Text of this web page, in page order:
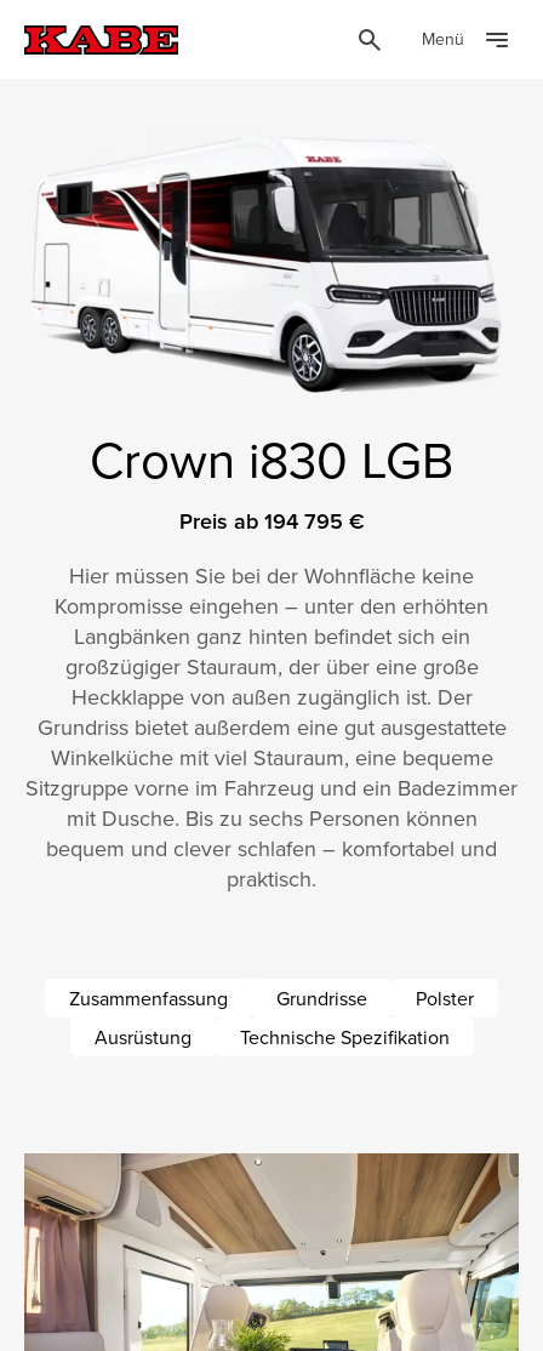
Menü
Crown i830 LGB
Preis ab 194 795 €
Hier müssen Sie bei der Wohnfläche keine
Kompromisse eingehen – unter den erhöhten
Langbänken ganz hinten befindet sich ein
großzügiger Stauraum, der über eine große
Heckklappe von außen zugänglich ist. Der
Grundriss bietet außerdem eine gut ausgestattete
Winkelküche mit viel Stauraum, eine bequeme
Sitzgruppe vorne im Fahrzeug und ein Badezimmer
mit Dusche. Bis zu sechs Personen können
bequem und clever schlafen – komfortabel und
praktisch.
Zusammenfassung Grundrisse
Polster
Ausrüstung
Technische Spezifikation